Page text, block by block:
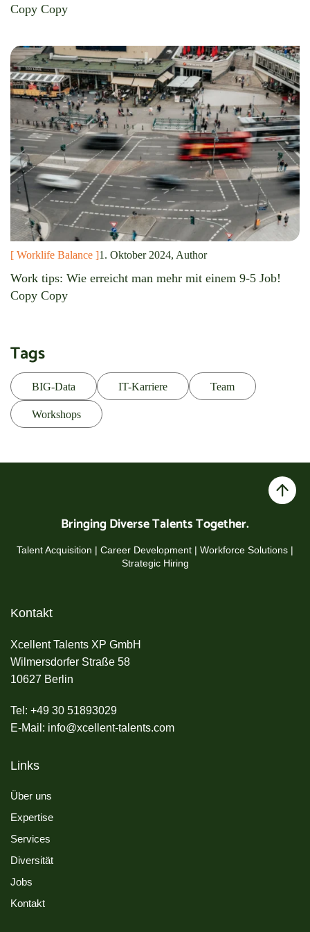
Copy Copy
[ Worklife Balance ]1. Oktober 2024, Author
Work tips: Wie erreicht man mehr mit einem 9-5 Job!
Copy Copy
Tags
BIG-Data IT-Karriere Team
Workshops
Bringing Diverse Talents Together.
Talent Acquisition | Career Development | Workforce Solutions |
Strategic Hiring
Kontakt
Xcellent Talents XP GmbH
Wilmersdorfer Straße 58
10627 Berlin
Tel: +49 30 51893029
E-Mail: info@xcellent-talents.com
Links
Über uns
Expertise
Services
Diversität
Jobs
Kontakt